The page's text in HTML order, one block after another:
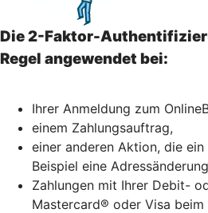
Die 2-Faktor-
Regel angewendet bei:
Ihrer Anmeldung zum
einem Zahlungsauftrag,
einer anderen Aktion, die
Beispiel eine
Zahlungen mit Ihrer Debit-
Mastercard® oder Visa